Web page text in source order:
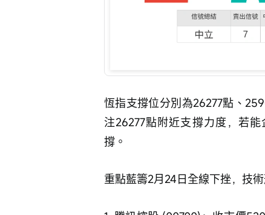
恆指支撐位分別為26277點、
注26277點附近支撐力度，若
撐。
重點藍籌2月24日全線下挫，技